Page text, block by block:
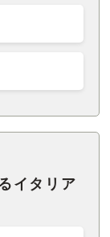
イタリア